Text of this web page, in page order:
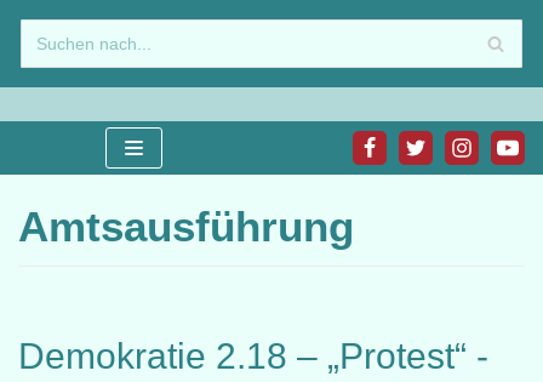
Zum
Inhalt
springen
Amtsausführung
Demokratie 2.18 – „Protest“ -